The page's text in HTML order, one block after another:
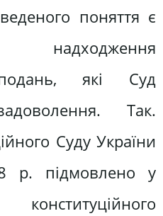
поняття є
подань, які Суд
Так.
Суду України
р. підмовлено у